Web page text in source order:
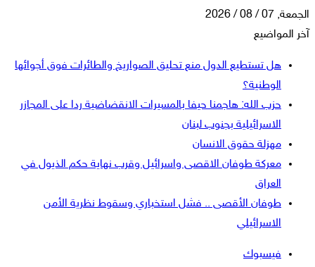
الجمعة, 07 / 08 / 2026
آخر المواضيع
هل تستطيع الدول منع تحليق الصواريخ والطائرات فوق أجوائها
الوطنية؟
حزب الله: هاجمنا حيفا بالمسيرات الانقضاضية ردا على المجازر
الاسرائيلية بجنوب لبنان
مهزلة حقوق الانسان
معركة طوفان الاقصى واسرائيل وقرب نهاية حكم الذيول في
العراق
طوفان الأقصى .. فشل استخباري وسقوط نظرية الأمن
الاسرائيلي
فيسبوك